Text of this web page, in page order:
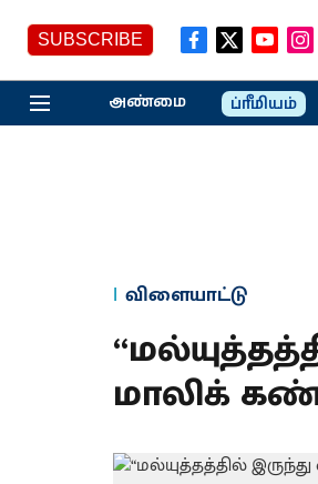
SUBSCRIBE
அண்மை ப்ரீமியம்
விளையாட்டு
மாலிக்